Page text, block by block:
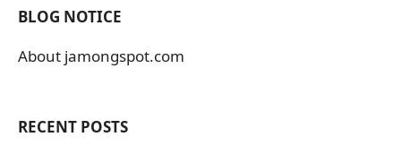
BLOG NOTICE
About jamongspot.com
RECENT POSTS